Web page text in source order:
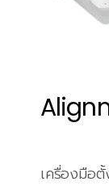
เครื่องมือ